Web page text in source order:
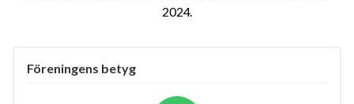
2024
Föreningens betyg